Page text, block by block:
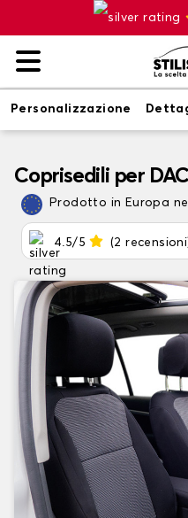
Personalizzazione
Coprisedili per
Prodotto in Europa
4.5/5 (2